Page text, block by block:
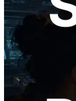
2026.05.24
Validators
Analyzer —
成时间与对